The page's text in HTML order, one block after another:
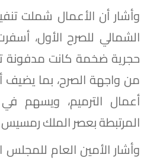
وأشار أن الأعمال شملت
الشمالي للصرح الأول،
حجرية ضخمة كانت مدفونة
من واجهة الصرح، بما يضيف
أعمال الترميم، ويسهم في
المرتبطة بعصر الملك رمسيس
وأشار الأمين العام للمجلس